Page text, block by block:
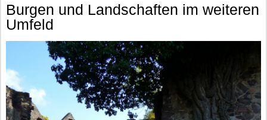
Burgen und Landschaften im weiteren
Umfeld